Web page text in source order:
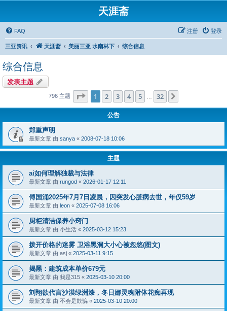
天涯斋
FAQ 登录
注册
三亚资讯 天涯斋 美丽三亚 水南林下 综合信息
综合信息
发表主题
796 主题 分页：1 32
1 2 3 4 5 32
公告
郑重声明
最新文章 由 sanya « 2008-07-18 10:06
主题
ai如何理解独裁与法律
最新文章 由 rungod « 2026-01-17 12:11
傅国涌2025年7月7日凌晨，因突发心脏病去世，年仅59岁
最新文章 由 leon « 2025-07-08 16:06
厨柜清洁保养小窍门
最新文章 由 小生活 « 2025-03-12 15:23
拨开价格的迷雾 卫浴黑洞大小心被忽悠(图文)
最新文章 由 asj « 2025-03-11 9:15
揭黑：建筑成本单价679元
最新文章 由 我是315 « 2025-03-10 20:00
刘翔欲代言沙漠绿洲漆，冬日娜灵魂附体花痴再现
最新文章 由 不会是欺骗 « 2025-03-10 20:00